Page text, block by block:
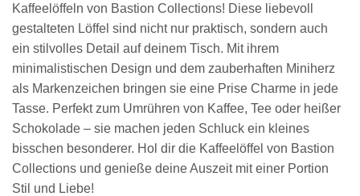
Kaffeelöffeln von Bastion Collections! Diese liebevoll
gestalteten Löffel sind nicht nur praktisch, sondern auch
ein stilvolles Detail auf deinem Tisch. Mit ihrem
minimalistischen Design und dem zauberhaften Miniherz
als Markenzeichen bringen sie eine Prise Charme in jede
Tasse. Perfekt zum Umrühren von Kaffee, Tee oder heißer
Schokolade – sie machen jeden Schluck ein kleines
bisschen besonderer. Hol dir die Kaffeelöffel von Bastion
Collections und genieße deine Auszeit mit einer Portion
Stil und Liebe!